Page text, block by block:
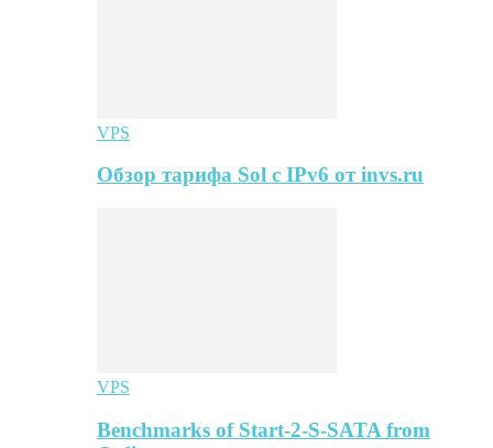
VPS
Обзор тарифа Sol с IPv6 от invs.ru
VPS
Benchmarks of Start-2-S-SATA from